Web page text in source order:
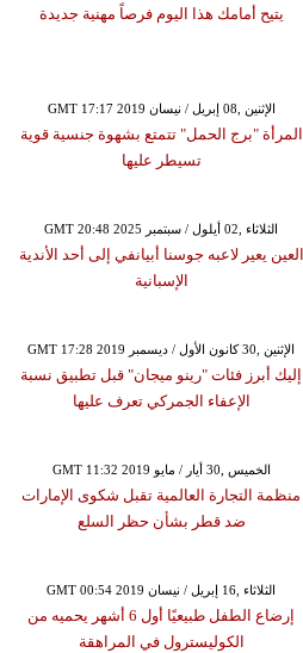
يتيح أمامك هذا اليوم فرصاً مهنية جديدة
GMT 17:17 2019 الإثنين ,08 إبريل / نيسان
المرأة "برج الحمل" تتمتع بشهوة جنسية قوية
تسيطر عليها
GMT 20:48 2025 الثلاثاء ,02 أيلول / سبتمبر
العين يعير لاعبه جوسنا أبيانفي إلى أحد الأندية
الإسبانية
GMT 17:28 2019 الإثنين ,30 كانون الأول / ديسمبر
إليك أبرز فئات "رينو ميجان" قبل تطبيق نسبة
الإعفاء الجمركي تعرف عليها
GMT 11:32 2019 الخميس ,30 أيار / مايو
منظمة التجارة العالمية تقبل شكوى الإمارات
ضد قطر بشأن حظر السلع
GMT 00:54 2019 الثلاثاء ,16 إبريل / نيسان
إرضاع الطفل طبيعيًا أول 6 أشهر يحميه من
الكوليسترول في المراهقة